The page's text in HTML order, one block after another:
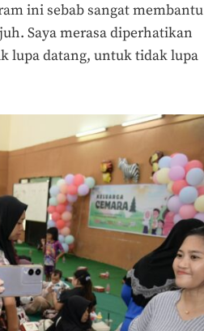
ini sebab sangat membantu
Saya merasa diperhatikan
lupa datang, untuk tidak lupa